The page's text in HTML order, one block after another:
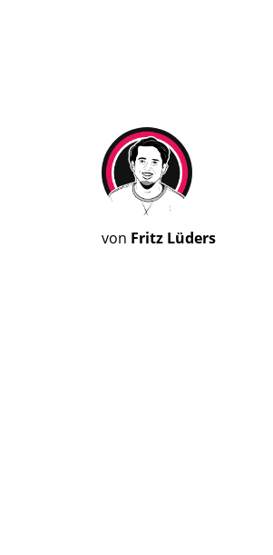
von Fritz Lüders